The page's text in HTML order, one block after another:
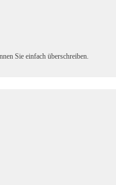
Sie einfach überschreiben.